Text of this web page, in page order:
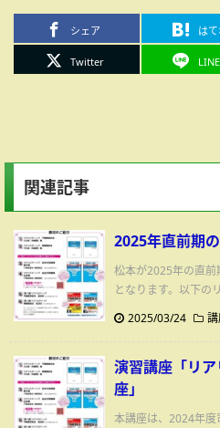
シェア はて
Twitter LINE
関連記事
2025年直前期
松本が2025年の直
となります。以下の
2025/03/24
講
演習講座「リ
座」
本講座は、2024年